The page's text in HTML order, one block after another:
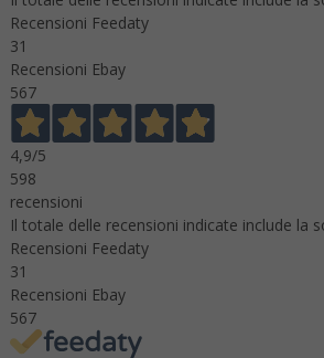
Recensioni Feedaty
31
Recensioni Ebay
567
4,9/5
598
recensioni
Il totale delle recensioni indicate include la
Recensioni Feedaty
31
Recensioni Ebay
567